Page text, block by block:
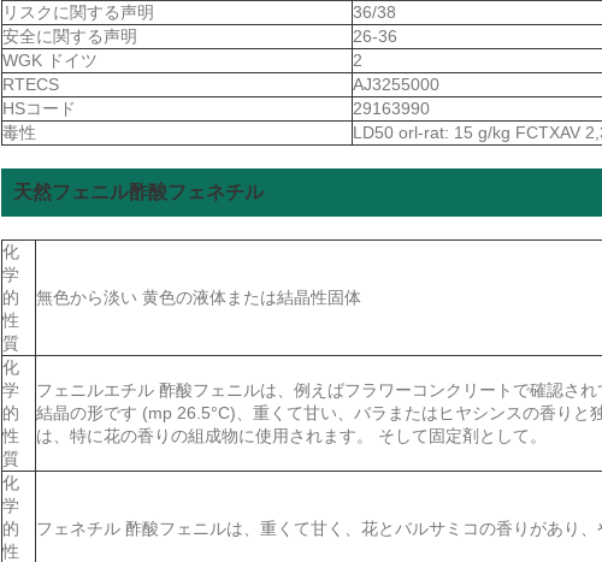
リスクに関する声明
36/38
安全に関する声明
26-36
WGK ドイツ
2
RTECS
AJ3255000
HSコード
29163990
毒性
LD50 orl-rat: 15 g/kg FCTXAV
天然フェニル酢酸フェネチル
化
学
的
性
質
無色から淡い 黄色の液体または結晶性固体
化
学
的
性
質
フェニルエチル 酢酸フェニルは、例えばフラワーコンクリートで確認さ
結晶の形です (mp 26.5°C)、重くて甘い、バラまたはヒヤシンスの香り
は、特に花の香りの組成物に使用されます。 そして固定剤として。
化
学
的
性
フェネチル 酢酸フェニルは、重くて甘く、花とバルサミコの香りがあり